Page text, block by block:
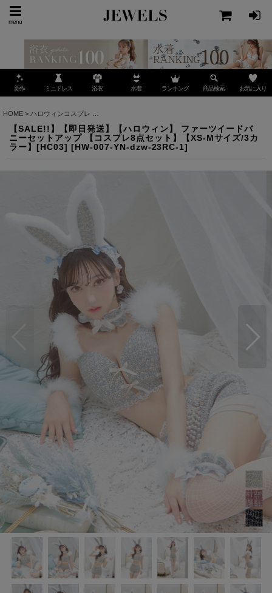
menu
新作 ミニドレス 浴衣 水着 ランキング 商品検索 お気に入り
HOME > ハロウィンコスプレ
【SALE!!】【即日発送】【ハロウィン】 ファーツイードバ
ニーセットアップ 【コスプレ8点セット】【XS-Mサイズ/3カ
ラー】[HC03] [HW-007-YN-dzw-23RC-1]